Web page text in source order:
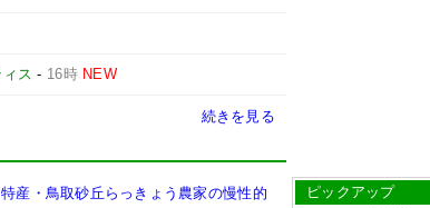
ス - 16時 NEW
続きを見る
産・鳥取砂丘らっきょう農家の慢性的
ピックアップ